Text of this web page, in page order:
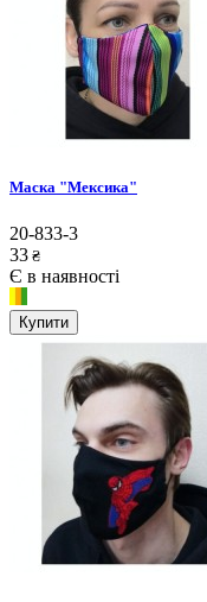
Маска "Мексика"
20-833-3
33 ₴
Є в наявності
Купити